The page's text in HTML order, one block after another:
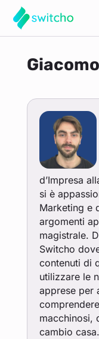
d’Impresa
si è
Marketing e
argomenti
magistrale.
Switcho
contenuti di
utilizzare le
apprese per
macchinosi,
cambio casa.